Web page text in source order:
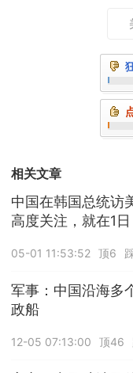
相关文章
中国在韩国总统访
高度关注，就在1
05-01 11:53:52 顶6
军事：中国沿海多
政船
12-05 07:13:00 顶46